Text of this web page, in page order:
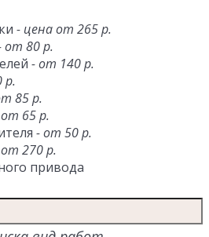
- цена от 265 р.
от 80 р.
- от 140 р.
р.
85 р.
65 р.
- от 50 р.
270 р.
привода